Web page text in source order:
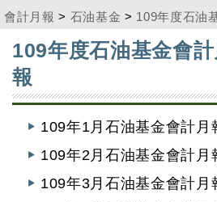
會計月報 > 石油基金 > 109年度石油
109年度石油基金會計
報
109年1月石油基金會計月
109年2月石油基金會計月
109年3月石油基金會計月